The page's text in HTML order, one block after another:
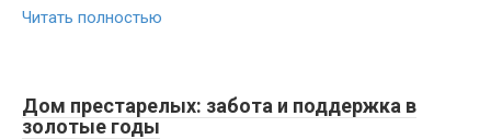
Читать полностью
Дом престарелых: забота и поддержка в
золотые годы